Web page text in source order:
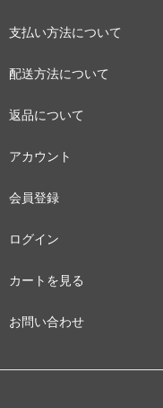
支払い方法について
配送方法について
返品について
アカウント
会員登録
ログイン
カートを見る
お問い合わせ